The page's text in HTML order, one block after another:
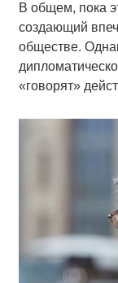
В общем, пока
создающий
обществе.
«говорят»